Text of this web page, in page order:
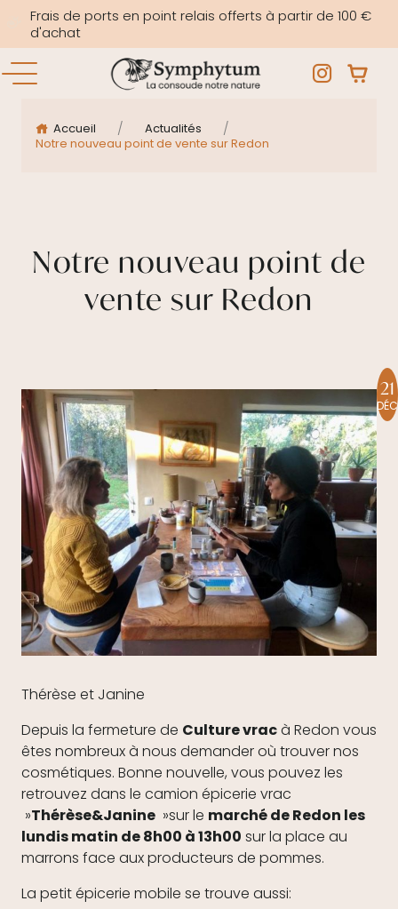
Frais de ports en point relais offerts à partir de 100 €
d'achat
Accueil / Actualités /
Notre nouveau point de vente sur Redon
Notre nouveau point de
vente sur Redon
21
DÉC
Thérèse et Janine
Depuis la fermeture de Culture vracà Redon vous
êtes nombreux à nous demander où trouver nos
cosmétiques. Bonne nouvelle, vous pouvez les
retrouvez dans le camion épicerie vrac
»Thérèse&Janine »sur le marché de Redon les
lundis matin de 8h00 à 13h00 sur la place au
marrons face aux producteurs de pommes.
La petit épicerie mobile se trouve aussi: